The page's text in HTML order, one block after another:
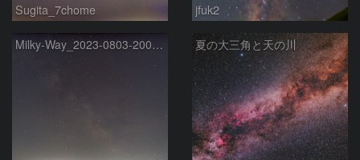
Sugita_7chome jfuk2
Milky-Way_2023-0803-2008-11 夏の大三角と天の川